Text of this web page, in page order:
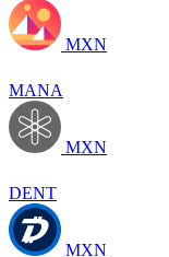
MXN
MANA
MXN
DENT
MXN